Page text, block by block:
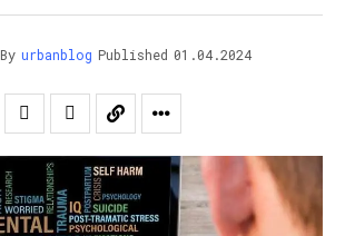
By urbanblog Published 01.04.2024